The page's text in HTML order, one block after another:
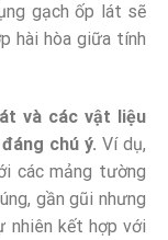
gạch ốp lát sẽ
hài hòa giữa tính
và các vật liệu
chú ý. Ví dụ,
các mảng tường
gần gũi nhưng
nhiên kết hợp với